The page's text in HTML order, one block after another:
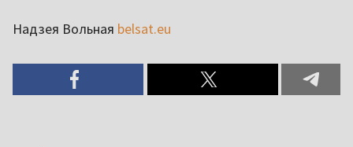
Надзея Вольная belsat.eu